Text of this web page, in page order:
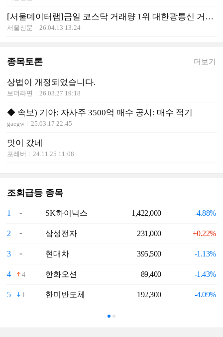
[서울데이터랩]금일 코스닥 거래량 1위 대한광통신 거래대금 935억 돌파
서울신문 26.04.13 13:24
종목토론 더보기
상법이 개정되었습니다.
보더라면 26.03.27 19:18
◆ 속보) 기아: 자사주 3500억 매수 공시: 매수 적기
gaegw 25.03.17 22:45
맛이 갔네
포레버 24.11.25 11:08
조회급등 종목
1 SK하이닉스 1,422,000 -4.88%
2 삼성전자 231,000 +0.22%
3 현대차 395,500 -1.13%
4 4 한화오션 89,400 -1.43%
5 1 한미반도체 192,300 -4.09%